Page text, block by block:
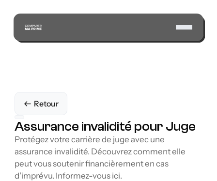
Retour
Assurance invalidité pour Juge
Protégez votre carrière de juge avec une
assurance invalidité. Découvrez comment elle
peut vous soutenir financièrement en cas
d'imprévu. Informez-vous ici.